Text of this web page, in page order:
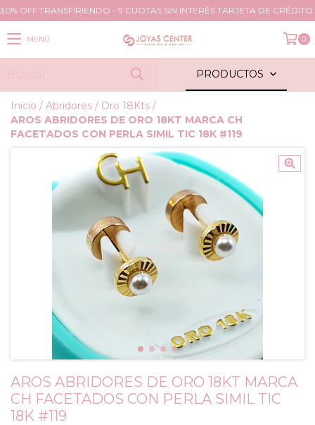
30% OFF TRANSFIRIENDO - 9 CUOTAS SIN INTERÉS TARJETA DE CRÉDITO.
MENÚ 0
PRODUCTOS
Inicio / Abridores / Oro 18Kts /
AROS ABRIDORES DE ORO 18KT MARCA CH
FACETADOS CON PERLA SIMIL TIC 18K #119
AROS ABRIDORES DE ORO 18KT MARCA
CH FACETADOS CON PERLA SIMIL TIC
18K #119